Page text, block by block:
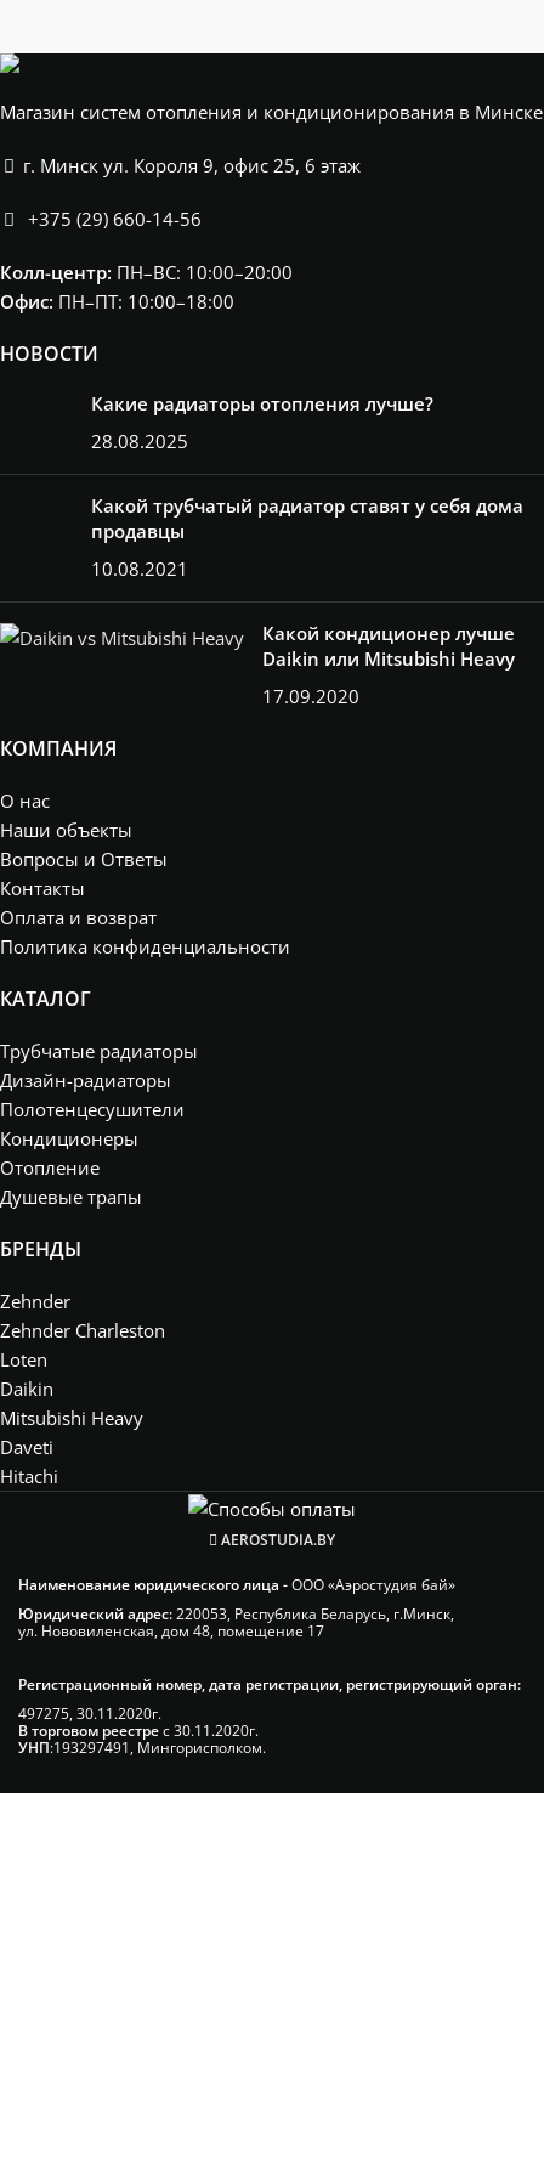
Магазин систем отопления и кондиционирования в Минске
г. Минск ул. Короля 9, офис 25, 6 этаж
+375 (29) 660-14-56
Колл-центр: ПН–ВС: 10:00–20:00​
Офис: ПН–ПТ: 10:00–18:00
НОВОСТИ
Какие радиаторы отопления лучше?
28.08.2025
Какой трубчатый радиатор ставят у себя дома
продавцы
10.08.2021
Какой кондиционер лучше
Daikin или Mitsubishi Heavy
17.09.2020
КОМПАНИЯ
О нас
Наши объекты
Вопросы и Ответы
Контакты
Оплата и возврат
Политика конфиденциальности
КАТАЛОГ
Трубчатые радиаторы
Дизайн-радиаторы
Полотенцесушители
Кондиционеры
Отопление
Душевые трапы
БРЕНДЫ
Zehnder
Zehnder Charleston
Loten
Daikin
Mitsubishi Heavy
Daveti
Hitachi
AEROSTUDIA.BY
Наименование юридического лица -ООО «Аэростудия бай»
Юридический адрес:220053, Республика Беларусь, г.Минск,
ул. Нововиленская, дом 48, помещение 17
Регистрационный номер, дата регистрации, регистрирующий орган:
497275, 30.11.2020г.
В торговом реестрес 30.11.2020г.
УНП:193297491, Мингорисполком.